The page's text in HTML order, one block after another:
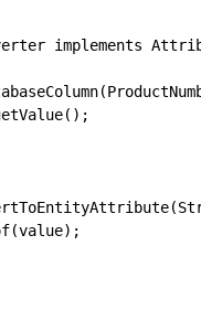
implements